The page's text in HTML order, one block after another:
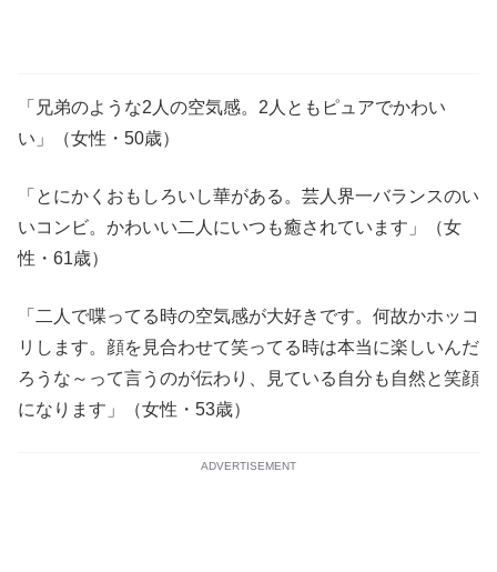
「兄弟のような2人の空気感。2人ともピュアでかわい
い」（女性・50歳）
「とにかくおもしろいし華がある。芸人界一バランスのい
いコンビ。かわいい二人にいつも癒されています」（女
性・61歳）
「二人で喋ってる時の空気感が大好きです。何故かホッコ
リします。顔を見合わせて笑ってる時は本当に楽しいんだ
ろうな～って言うのが伝わり、見ている自分も自然と笑顔
になります」（女性・53歳）
ADVERTISEMENT